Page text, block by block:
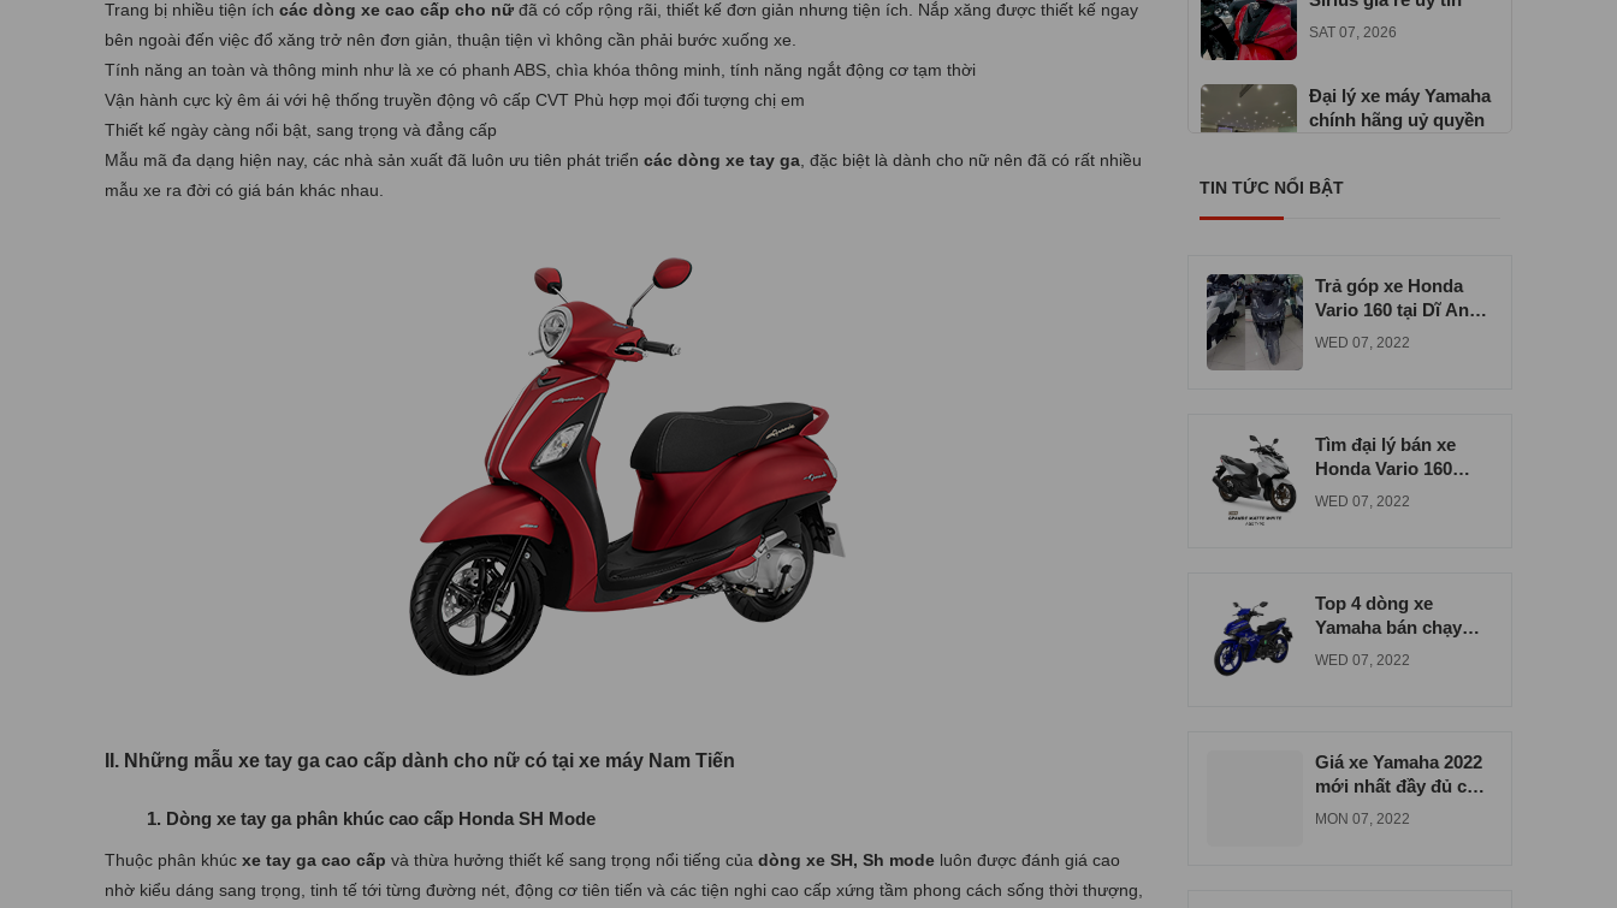
Trang bị nhiều tiện ích các dòng xe cao cấp cho nữ đã có cốp rộng rãi, thiết kế đơn giản nhưng tiện ích. Nắp xăng được thiết kế ngay
bên ngoài đến việc đổ xăng trở nên đơn giản, thuận tiện vì không cần phải bước xuống xe.
Tính năng an toàn và thông minh như là xe có phanh ABS, chìa khóa thông minh, tính năng ngắt động cơ tạm thời
Vận hành cực kỳ êm ái với hệ thống truyền động vô cấp CVT Phù hợp mọi đối tượng chị em
Thiết kế ngày càng nổi bật, sang trọng và đẳng cấp
Mẫu mã đa dạng hiện nay, các nhà sản xuất đã luôn ưu tiên phát triển các dòng xe tay ga , đặc biệt là dành cho nữ nên đã có rất nhiều
mẫu xe ra đời có giá bán khác nhau.
II. Những mẫu xe tay ga cao cấp dành cho nữ có tại xe máy Nam Tiến
1. Dòng xe tay ga phân khúc cao cấp Honda SH Mode
Thuộc phân khúc xe tay ga cao cấp và thừa hưởng thiết kế sang trọng nổi tiếng của dòng xe SH, Sh mode luôn được đánh giá cao
nhờ kiểu dáng sang trọng, tinh tế tới từng đường nét, động cơ tiên tiến và các tiện nghi cao cấp xứng tầm phong cách sống thời thượng,
SAT 07, 2026
Đại lý xe máy Yamaha
chính hãng uỷ quyền
TIN TỨC NỔI BẬT
Trả góp xe Honda
Vario 160 tại Dĩ An
uy tín chất lượng
WED 07, 2022
Tìm đại lý bán xe
Honda Vario 160
đúng giá tại Bình
WED 07, 2022
Top 4 dòng xe
Yamaha bán chạy
nhất tại xe máy Nam
WED 07, 2022
Giá xe Yamaha 2022
mới nhất đầy đủ các
dòng xe
MON 07, 2022